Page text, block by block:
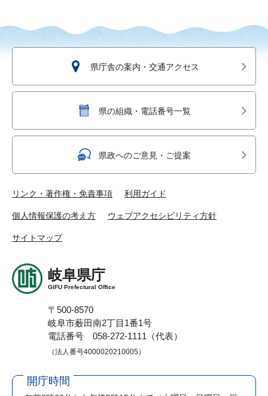
県庁舎の案内・交通アクセス
県の組織・電話番号一覧
県政へのご意見・ご提案
リンク・著作権・免責事項 利用ガイド
個人情報保護の考え方 ウェブアクセシビリティ方針
サイトマップ
岐阜県庁
GIFU Prefectural Office
〒500-8570
岐阜市薮田南2丁目1番1号
電話番号 058-272-1111（代表）
（法人番号4000020210005）
開庁時間